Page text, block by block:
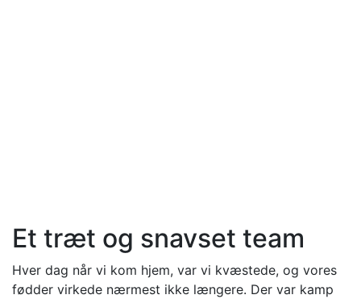
Et træt og snavset team
Hver dag når vi kom hjem, var vi kvæstede, og vores
fødder virkede nærmest ikke længere. Der var kamp